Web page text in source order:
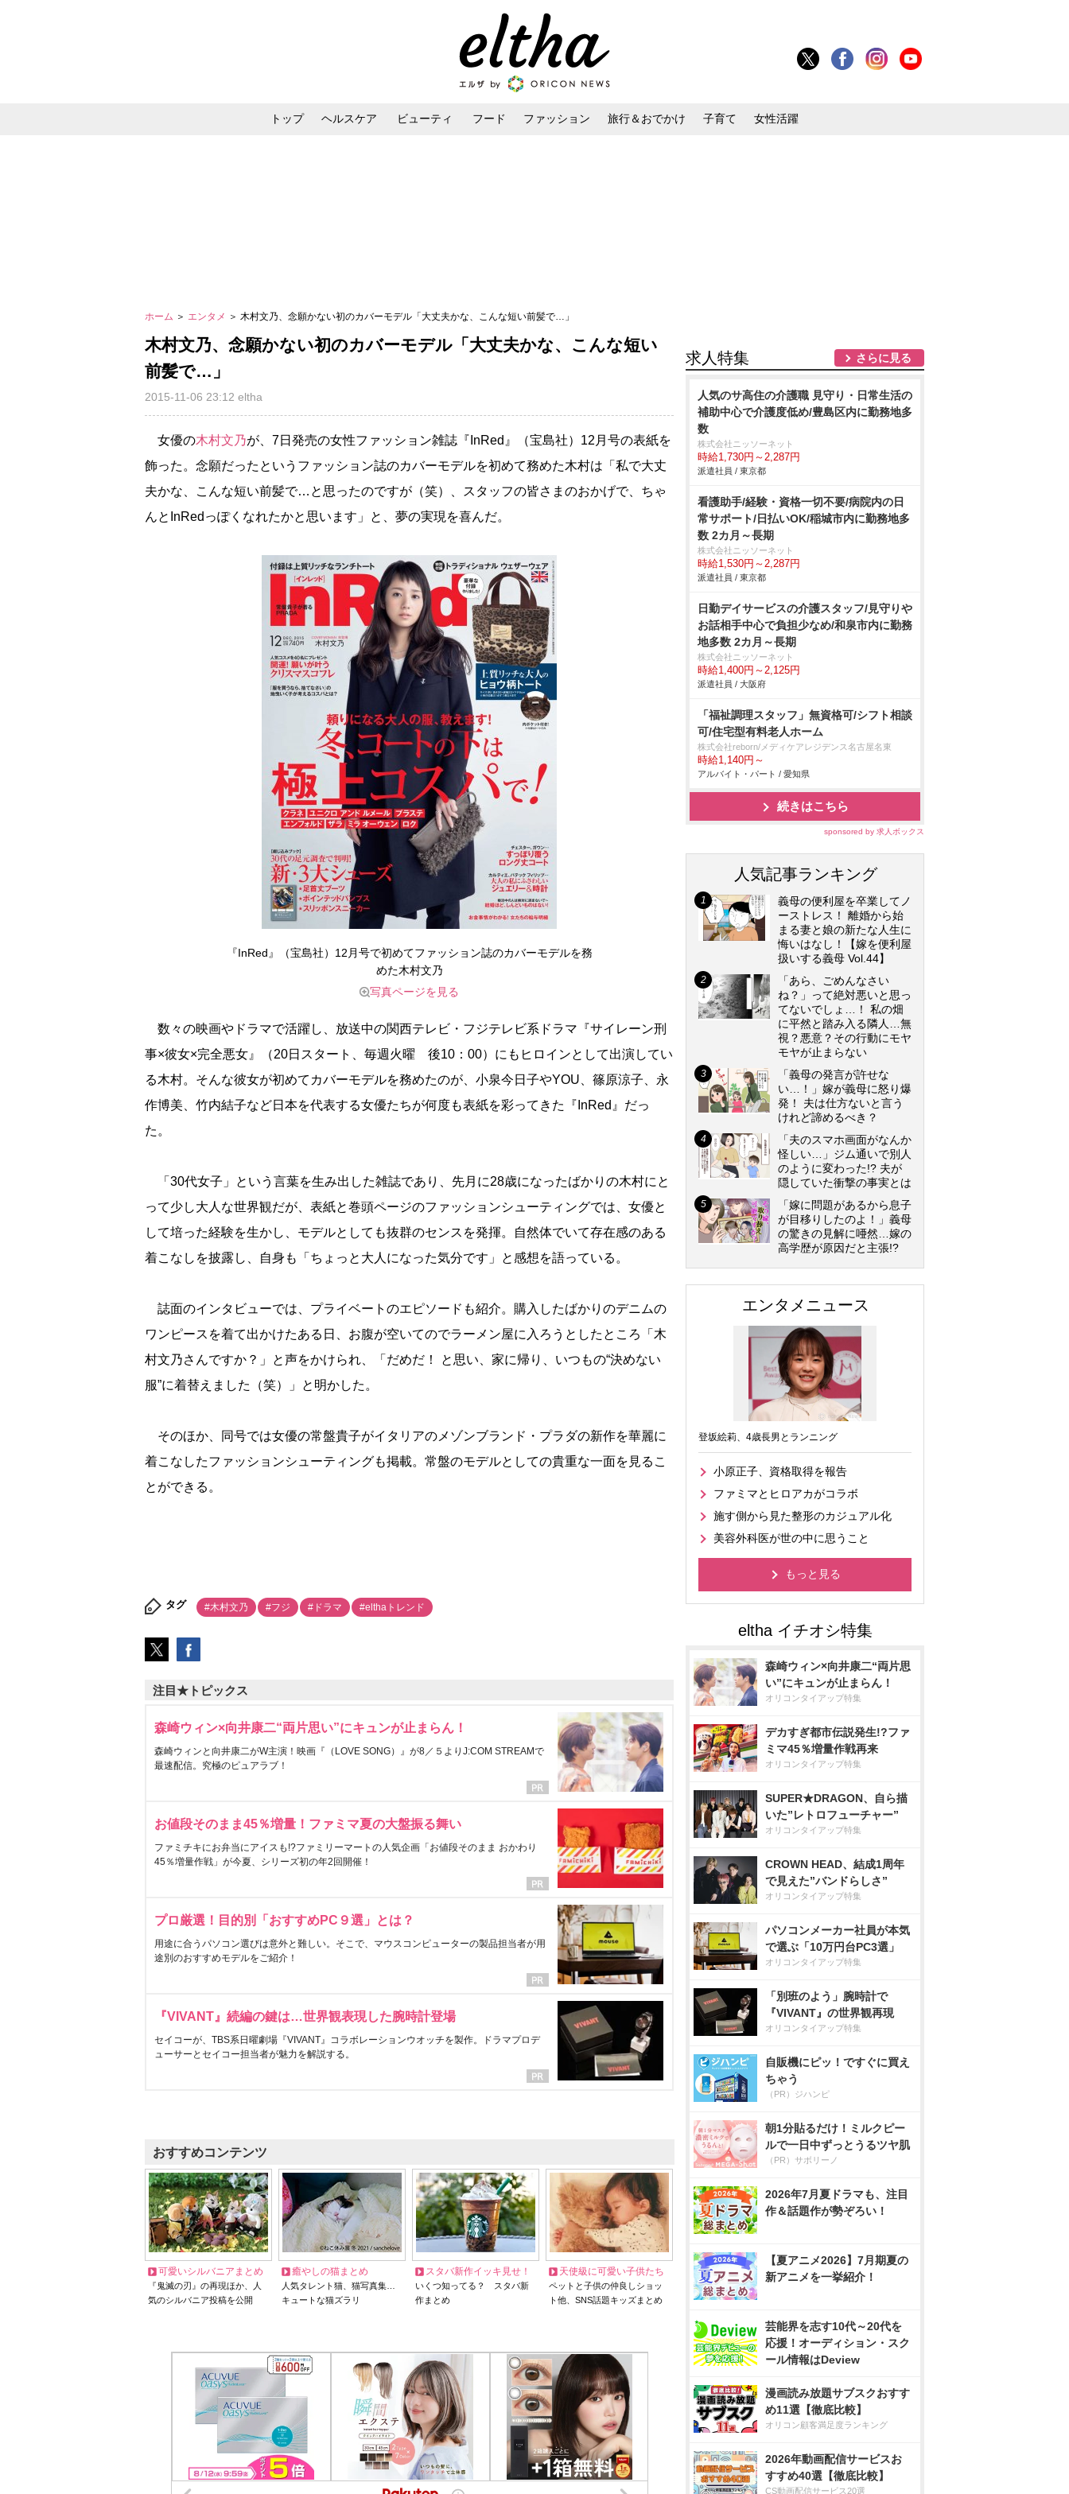
トップ ヘルスケア ビューティ フード ファッション 旅行＆おでかけ 子育て 女性活躍
ホーム ＞ エンタメ ＞ 木村文乃、念願かない初のカバーモデル「大丈夫かな、こんな短い前髪で…」
木村文乃、念願かない初のカバーモデル「大丈夫かな、こんな短い
前髪で…」
2015-11-06 23:12 eltha
女優の木村文乃が、7日発売の女性ファッション雑誌『InRed』（宝島社）12月号の表紙を
飾った。念願だったというファッション誌のカバーモデルを初めて務めた木村は「私で大丈
夫かな、こんな短い前髪で…と思ったのですが（笑）、スタッフの皆さまのおかげで、ちゃ
んとInRedっぽくなれたかと思います」と、夢の実現を喜んだ。
『InRed』（宝島社）12月号で初めてファッション誌のカバーモデルを務
めた木村文乃
写真ページを見る
数々の映画やドラマで活躍し、放送中の関西テレビ・フジテレビ系ドラマ『サイレーン刑
事×彼女×完全悪女』（20日スタート、毎週火曜 後10：00）にもヒロインとして出演してい
る木村。そんな彼女が初めてカバーモデルを務めたのが、小泉今日子やYOU、篠原涼子、永
作博美、竹内結子など日本を代表する女優たちが何度も表紙を彩ってきた『InRed』だっ
た。
「30代女子」という言葉を生み出した雑誌であり、先月に28歳になったばかりの木村にと
って少し大人な世界観だが、表紙と巻頭ページのファッションシューティングでは、女優と
して培った経験を生かし、モデルとしても抜群のセンスを発揮。自然体でいて存在感のある
着こなしを披露し、自身も「ちょっと大人になった気分です」と感想を語っている。
誌面のインタビューでは、プライベートのエピソードも紹介。購入したばかりのデニムの
ワンピースを着て出かけたある日、お腹が空いてのでラーメン屋に入ろうとしたところ「木
村文乃さんですか？」と声をかけられ、「だめだ！ と思い、家に帰り、いつもの“決めない
服”に着替えました（笑）」と明かした。
そのほか、同号では女優の常盤貴子がイタリアのメゾンブランド・プラダの新作を華麗に
着こなしたファッションシューティングも掲載。常盤のモデルとしての貴重な一面を見るこ
とができる。
タグ #木村文乃 #フジ #ドラマ #elthaトレンド
注目★トピックス
森崎ウィン×向井康二“両片思い”にキュンが止まらん！
森崎ウィンと向井康二がW主演！映画『（LOVE SONG）』が8／５よりJ:COM STREAMで
最速配信。究極のピュアラブ！
お値段そのまま45％増量！ファミマ夏の大盤振る舞い
ファミチキにお弁当にアイスも!?ファミリーマートの人気企画「お値段そのまま おかわり
45％増量作戦」が今夏、シリーズ初の年2回開催！
プロ厳選！目的別「おすすめPC９選」とは？
用途に合うパソコン選びは意外と難しい。そこで、マウスコンピューターの製品担当者が用
途別のおすすめモデルをご紹介！
『VIVANT』続編の鍵は…世界観表現した腕時計登場
セイコーが、TBS系日曜劇場『VIVANT』コラボレーションウオッチを製作。ドラマプロデ
ューサーとセイコー担当者が魅力を解説する。
おすすめコンテンツ
可愛いシルバニアまとめ
『鬼滅の刃』の再現ほか、人
気のシルバニア投稿を公開
癒やしの猫まとめ
人気タレント猫、猫写真集…
キュートな猫ズラリ
スタバ新作イッキ見せ！
いくつ知ってる？ スタバ新
作まとめ
天使級に可愛い子供たち
ペットと子供の仲良しショッ
ト他、SNS話題キッズまとめ
求人特集 さらに見る
人気のサ高住の介護職 見守り・日常生活の
補助中心で介護度低め/豊島区内に勤務地多
数
株式会社ニッソーネット
時給1,730円～2,287円
派遣社員 / 東京都
看護助手/経験・資格一切不要/病院内の日
常サポート/日払いOK/稲城市内に勤務地多
数 2カ月～長期
株式会社ニッソーネット
時給1,530円～2,287円
派遣社員 / 東京都
日勤デイサービスの介護スタッフ/見守り
お話相手中心で負担少なめ/和泉市内に勤務
地多数 2カ月～長期
株式会社ニッソーネット
時給1,400円～2,125円
派遣社員 / 大阪府
「福祉調理スタッフ」無資格可/シフト相談
可/住宅型有料老人ホーム
株式会社reborn/メディケアレジデンス名古屋名東
時給1,140円～
アルバイト・パート / 愛知県
続きはこちら
sponsored by 求人ボックス
人気記事ランキング
義母の便利屋を卒業してノ
ーストレス！ 離婚から始
まる妻と娘の新たな人生に
悔いはなし！【嫁を便利屋
扱いする義母 Vol.44】
「あら、ごめんなさい
ね？」って絶対悪いと思っ
てないでしょ…！ 私の畑
に平然と踏み入る隣人…無
視？悪意？その行動にモヤ
モヤが止まらない
「義母の発言が許せな
い…！」嫁が義母に怒り爆
発！ 夫は仕方ないと言う
けれど諦めるべき？
「夫のスマホ画面がなんか
怪しい…」ジム通いで別人
のように変わった!? 夫が
隠していた衝撃の事実とは
「嫁に問題があるから息子
が目移りしたのよ！」義母
の驚きの見解に唖然…嫁の
高学歴が原因だと主張!?
エンタメニュース
登坂絵莉、4歳長男とランニング
小原正子、資格取得を報告
ファミマとヒロアカがコラボ
施す側から見た整形のカジュアル化
美容外科医が世の中に思うこと
もっと見る
森崎ウィン×向井康二“両片思
い”にキュンが止まらん！
オリコンタイアップ特集
デカすぎ都市伝説発生!?ファ
ミマ45％増量作戦再来
オリコンタイアップ特集
SUPER★DRAGON、自ら描
いた”レトロフューチャー”
オリコンタイアップ特集
CROWN HEAD、結成1周年
で見えた”バンドらしさ”
オリコンタイアップ特集
パソコンメーカー社員が本気
で選ぶ「10万円台PC3選」
オリコンタイアップ特集
「別班のよう」腕時計で
『VIVANT』の世界観再現
オリコンタイアップ特集
自販機にピッ！ですぐに買え
ちゃう
（PR）ジハンピ
朝1分貼るだけ！ミルクピー
ルで一日中ずっとうるツヤ肌
（PR）サボリーノ
2026年7月夏ドラマも、注目
作＆話題作が勢ぞろい！
【夏アニメ2026】7月期夏の
新アニメを一挙紹介！
芸能界を志す10代～20代を
応援！オーディション・スク
ール情報はDeview
漫画読み放題サブスクおすす
め11選【徹底比較】
オリコン顧客満足度ランキング
2026年動画配信サービスお
すすめ40選【徹底比較】
CS動画配信サービス20選